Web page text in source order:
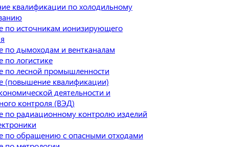
квалификации по холодильному
по источникам ионизирующего
по дымоходам и вентканалам
по логистике
по лесной промышленности
(повышение квалификации)
деятельности и
контроля (ВЭД)
по радиационному контролю изделий
по обращению с опасными отходами